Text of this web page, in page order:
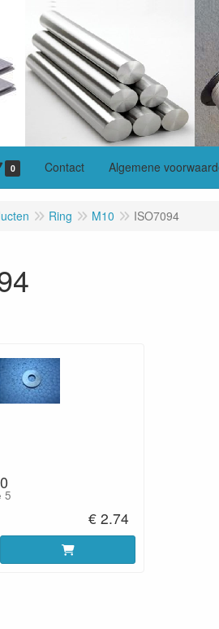
0 Contact Algemene
Ring M10 ISO7094
5
€ 2.74